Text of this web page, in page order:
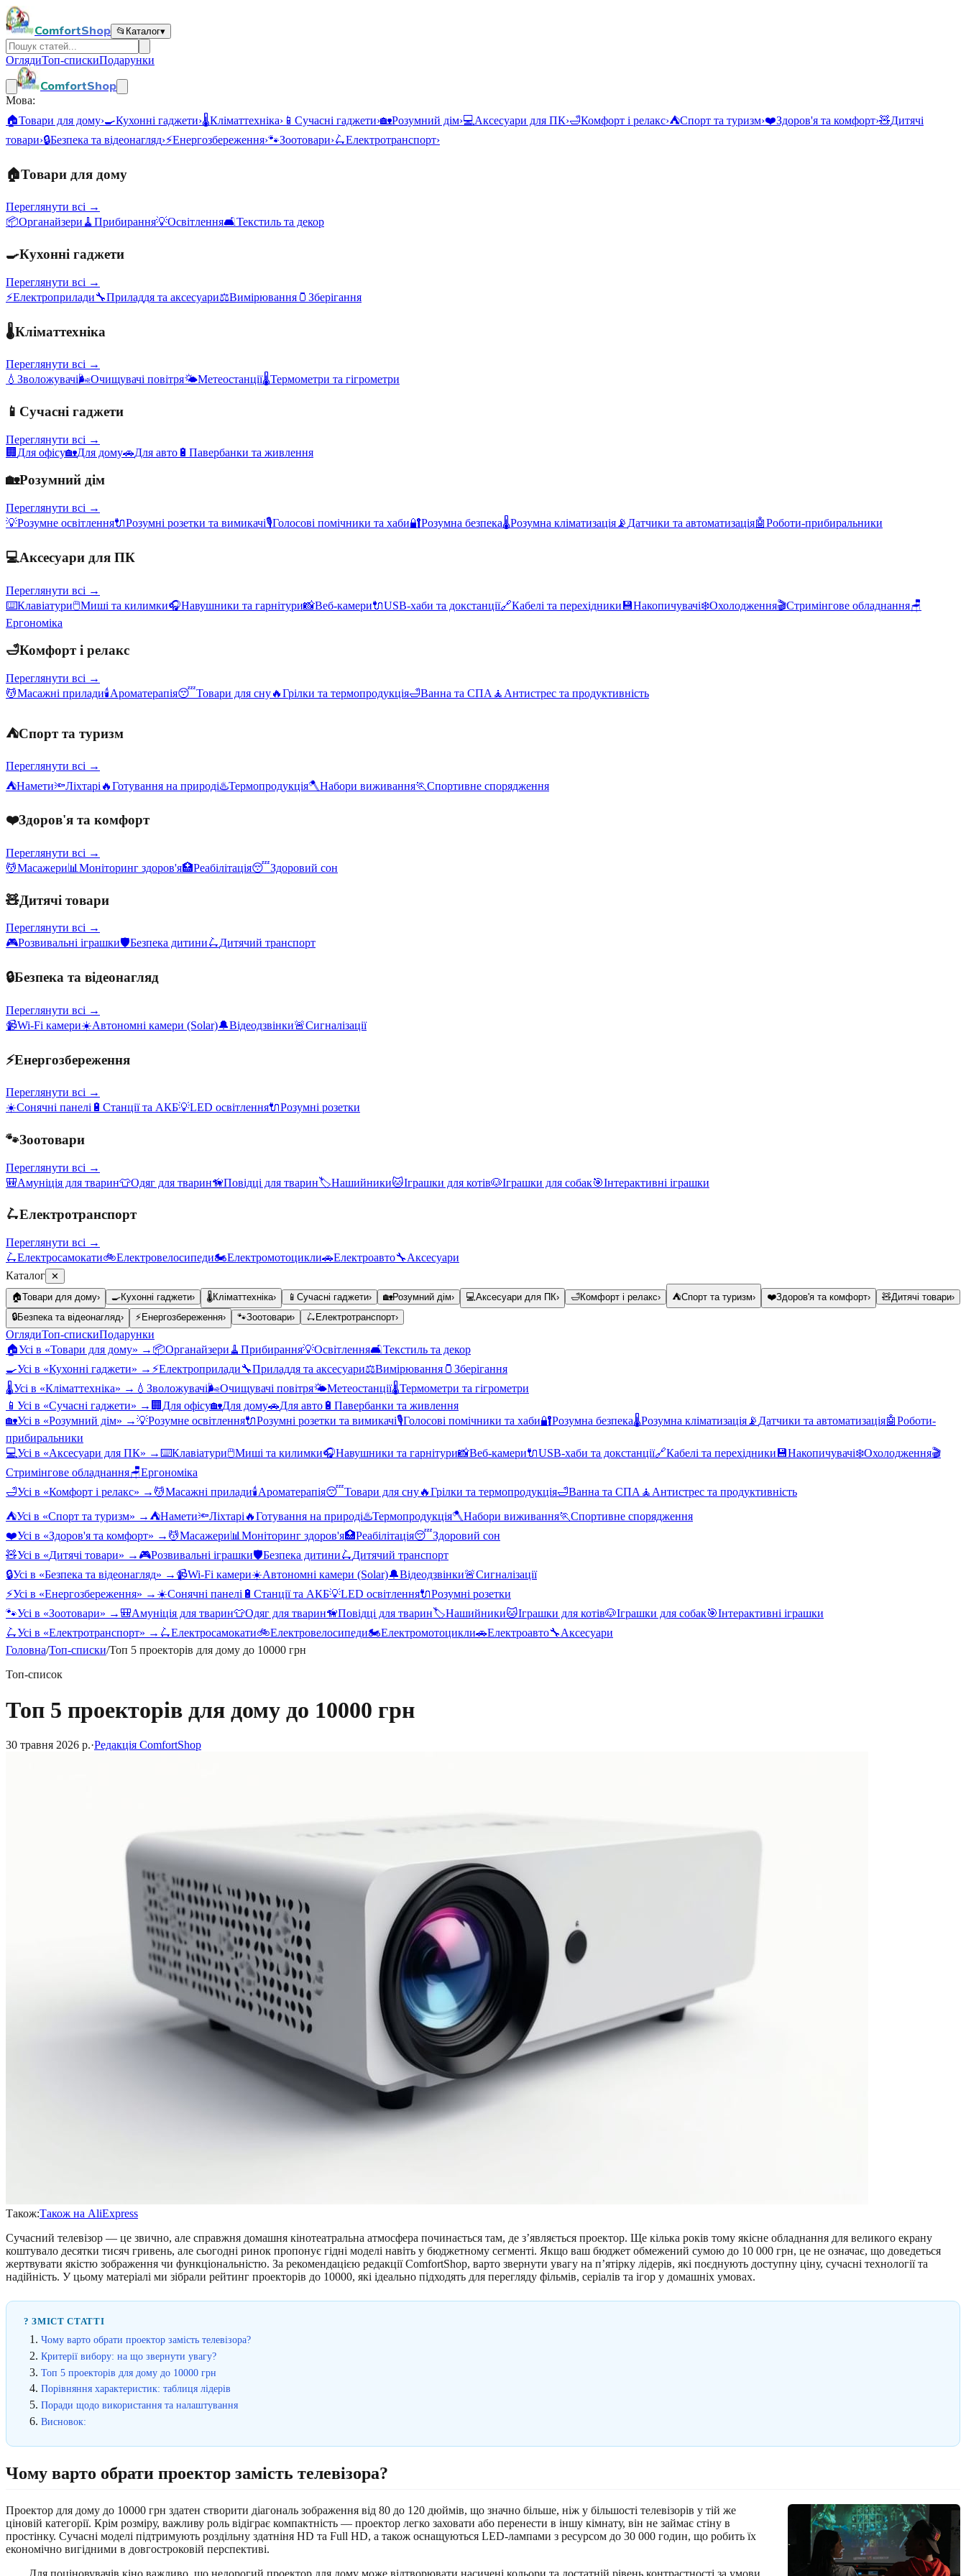
ComfortShop 📂 Каталог▾
ОглядиТоп-спискиПодарунки
ComfortShop
Мова:
🏠Товари для дому›🍳Кухонні гаджети›🌡️Кліматтехніка› 📱 Сучасні гаджети›🏡Розумний дім›💻Аксесуари для ПК›🛁Комфорт і релакс›⛺Спорт та туризм›❤️Здоров'я та комфорт›🧸Дитячі
товари›🔒Безпека та відеонагляд›⚡Енергозбереження›🐾Зоотовари›🛴Електротранспорт›
🏠Товари для дому
Переглянути всі →
📦Органайзери 🧹 Прибирання💡Освітлення🛋️Текстиль та декор
🍳Кухонні гаджети
Переглянути всі →
⚡Електроприлади🔧Приладдя та аксесуари⚖️Вимірювання 🫙 Зберігання
🌡️Кліматтехніка
Переглянути всі →
💧 Зволожувачі🌬️Очищувачі повітря🌤️Метеостанції🌡️Термометри та гігрометри
📱 Сучасні гаджети
Переглянути всі →
🏢 Для офісу🏡Для дому🚗Для авто 🔋 Павербанки та живлення
🏡Розумний дім
Переглянути всі →
💡Розумне освітлення🔌Розумні розетки та вимикачі🎙️Голосові помічники та хаби🔐Розумна безпека🌡️Розумна кліматизація 📡 Датчики та автоматизація🤖Роботи-прибиральники
💻Аксесуари для ПК
Переглянути всі →
⌨️Клавіатури🖱️Миші та килимки🎧Навушники та гарнітури📸Веб-камери🔌USB-хаби та докстанції🔗Кабелі та перехідники 💾Накопичувачі❄️Охолодження🎬Стримінгове обладнання🪑
Ергономіка
🛁Комфорт і релакс
Переглянути всі →
💆Масажні прилади🕯️Ароматерапія😴Товари для сну🔥Грілки та термопродукція🛁Ванна та СПА 🧘 Антистрес та продуктивність
⛺Спорт та туризм
Переглянути всі →
⛺Намети🔦Ліхтарі 🔥Готування на природі♨️Термопродукція🪓Набори виживання🏃Спортивне спорядження
❤️Здоров'я та комфорт
Переглянути всі →
💆Масажери📊 Моніторинг здоров'я🏥Реабілітація😴Здоровий сон
🧸Дитячі товари
Переглянути всі →
🎮Розвивальні іграшки🛡️Безпека дитини🛴Дитячий транспорт
🔒Безпека та відеонагляд
Переглянути всі →
📹Wi-Fi камери☀️Автономні камери (Solar)🔔Відеодзвінки🚨Сигналізації
⚡Енергозбереження
Переглянути всі →
☀️Сонячні панелі 🔋 Станції та АКБ💡LED освітлення🔌Розумні розетки
🐾Зоотовари
Переглянути всі →
🎒Амуніція для тварин👕Одяг для тварин🦮Повідці для тварин🏷️Нашийники🐱Іграшки для котів🐶Іграшки для собак🎯Інтерактивні іграшки
🛴Електротранспорт
Переглянути всі →
🛴Електросамокати🚲Електровелосипеди🏍️Електромотоцикли🚗Електроавто🔧Аксесуари
Каталог ✕
🏠Товари для дому› 🍳Кухонні гаджети› 🌡️Кліматтехніка› 📱 Сучасні гаджети› 🏡Розумний дім› 💻Аксесуари для ПК› 🛁Комфорт і релакс› ⛺Спорт та туризм› ❤️Здоров'я та комфорт› 🧸Дитячі товари›
🔒Безпека та відеонагляд› ⚡ Енергозбереження› 🐾Зоотовари› 🛴 Електротранспорт›
ОглядиТоп-спискиПодарунки
🏠Усі в «Товари для дому» → 📦Органайзери 🧹 Прибирання💡Освітлення🛋️Текстиль та декор
🍳Усі в «Кухонні гаджети» → ⚡Електроприлади🔧Приладдя та аксесуари⚖️Вимірювання 🫙 Зберігання
🌡️Усі в «Кліматтехніка» → 💧 Зволожувачі🌬️Очищувачі повітря🌤️Метеостанції🌡️Термометри та гігрометри
📱 Усі в «Сучасні гаджети» → 🏢 Для офісу🏡Для дому🚗Для авто 🔋 Павербанки та живлення
🏡Усі в «Розумний дім» →💡Розумне освітлення🔌Розумні розетки та вимикачі🎙️Голосові помічники та хаби🔐Розумна безпека🌡️Розумна кліматизація 📡 Датчики та автоматизація🤖Роботи-
прибиральники
💻Усі в «Аксесуари для ПК» →⌨️Клавіатури🖱️Миші та килимки🎧Навушники та гарнітури📸Веб-камери🔌USB-хаби та докстанції🔗Кабелі та перехідники 💾Накопичувачі❄️Охолодження🎬
Стримінгове обладнання🪑Ергономіка
🛁Усі в «Комфорт і релакс» → 💆Масажні прилади🕯️Ароматерапія😴Товари для сну🔥Грілки та термопродукція🛁Ванна та СПА 🧘 Антистрес та продуктивність
⛺Усі в «Спорт та туризм» → ⛺Намети🔦Ліхтарі 🔥Готування на природі♨️Термопродукція🪓Набори виживання🏃Спортивне спорядження
❤️Усі в «Здоров'я та комфорт» → 💆Масажери📊 Моніторинг здоров'я🏥Реабілітація😴Здоровий сон
🧸Усі в «Дитячі товари» → 🎮Розвивальні іграшки🛡️Безпека дитини🛴Дитячий транспорт
🔒Усі в «Безпека та відеонагляд» → 📹Wi-Fi камери☀️Автономні камери (Solar)🔔Відеодзвінки🚨Сигналізації
⚡Усі в «Енергозбереження» → ☀️Сонячні панелі 🔋 Станції та АКБ💡LED освітлення🔌Розумні розетки
🐾Усі в «Зоотовари» → 🎒Амуніція для тварин👕Одяг для тварин🦮Повідці для тварин🏷️Нашийники🐱Іграшки для котів🐶Іграшки для собак🎯Інтерактивні іграшки
🛴Усі в «Електротранспорт» → 🛴Електросамокати🚲Електровелосипеди🏍️Електромотоцикли🚗Електроавто🔧Аксесуари
Головна/Топ-списки/Топ 5 проекторів для дому до 10000 грн
Топ-список
Топ 5 проекторів для дому до 10000 грн
30 травня 2026 р.·Редакція ComfortShop
Також:Також на AliExpress
Сучасний телевізор — це звично, але справжня домашня кінотеатральна атмосфера починається там, де з’являється проектор. Ще кілька років тому якісне обладнання для великого екрану
коштувало десятки тисяч гривень, але сьогодні ринок пропонує гідні моделі навіть у бюджетному сегменті. Якщо ваш бюджет обмежений сумою до 10 000 грн, це не означає, що доведеться
жертвувати якістю зображення чи функціональністю. За рекомендацією редакції ComfortShop, варто звернути увагу на п’ятірку лідерів, які поєднують доступну ціну, сучасні технології та
надійність. У цьому матеріалі ми зібрали рейтинг проекторів до 10000, які ідеально підходять для перегляду фільмів, серіалів та ігор у домашніх умовах.
? ЗМІСТ СТАТТІ
Чому варто обрати проектор замість телевізора?
Критерії вибору: на що звернути увагу?
Топ 5 проекторів для дому до 10000 грн
Порівняння характеристик: таблиця лідерів
Поради щодо використання та налаштування
Висновок:
Чому варто обрати проектор замість телевізора?
Проектор для дому до 10000 грн здатен створити діагональ зображення від 80 до 120 дюймів, що значно більше, ніж у більшості телевізорів у тій же
ціновій категорії. Крім розміру, важливу роль відіграє компактність — проектор легко заховати або перенести в іншу кімнату, він не займає стіну в
простінку. Сучасні моделі підтримують роздільну здатніня HD та Full HD, а також оснащуються LED-лампами з ресурсом до 30 000 годин, що робить їх
економічно вигідними в довгостроковій перспективі.
Для поціновувачів кіно важливо, що недорогий проектор для дому може відтворювати насичені кольори та достатній рівень контрастності за умови